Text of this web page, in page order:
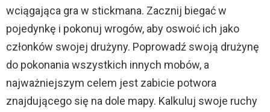
wciągająca gra w stickmana. Zacznij biegać w
pojedynkę i pokonuj wrogów, aby oswoić ich jako
członków swojej drużyny. Poprowadź swoją drużynę
do pokonania wszystkich innych mobów, a
najważniejszym celem jest zabicie potwora
znajdującego się na dole mapy. Kalkuluj swoje ruchy